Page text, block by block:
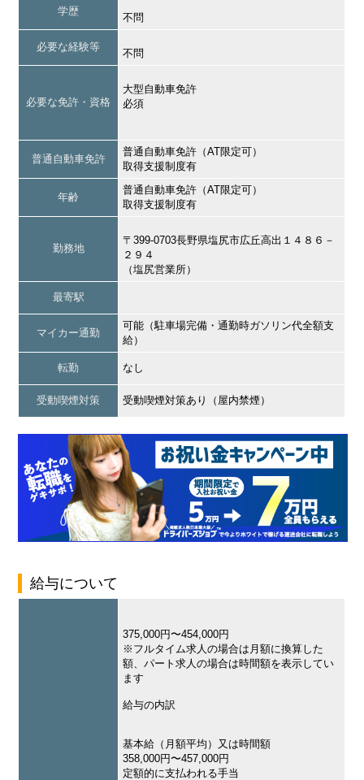
学歴
不問
必要な経験等
不問
必要な免許・資格
大型自動車免許
必須
普通自動車免許
普通自動車免許（AT限定可）
取得支援制度有
年齢
普通自動車免許（AT限定可）
取得支援制度有
勤務地
〒399-0703長野県塩尻市広丘高出１４８６－
２９４
（塩尻営業所）
最寄駅
マイカー通勤
可能（駐車場完備・通勤時ガソリン代全額支
給）
転勤 なし
受動喫煙対策 受動喫煙対策あり（屋内禁煙）
給与について
375,000円〜454,000円
※フルタイム求人の場合は月額に換算した
額、パート求人の場合は時間額を表示してい
ます
給与の内訳
基本給（月額平均）又は時間額
358,000円〜457,000円
定額的に支払われる手当